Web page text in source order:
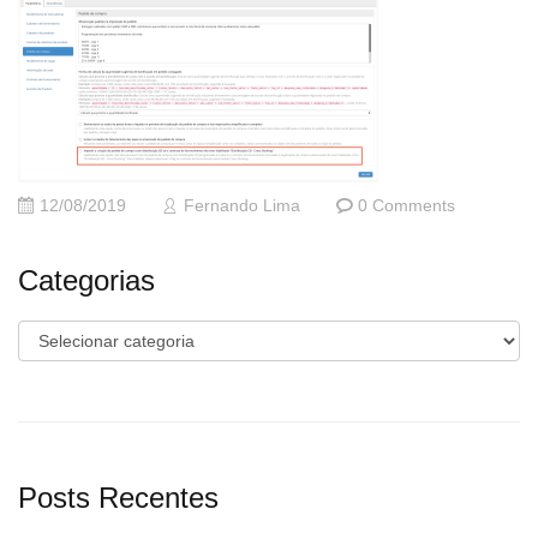
12/08/2019 Fernando Lima 0 Comments
Categorias
Categorias
Posts Recentes